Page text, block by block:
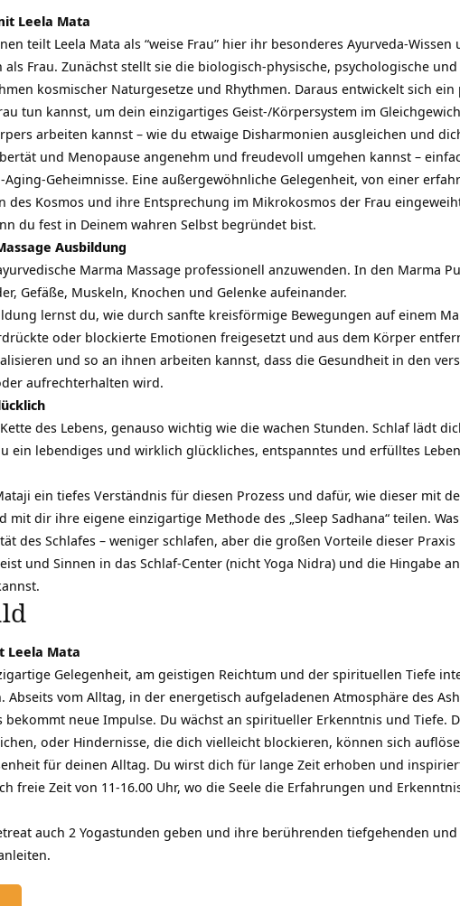
Leela Mata
teilt Leela Mata als “weise Frau” hier ihr besonderes Ayurveda-Wissen
Frau. Zunächst stellt sie die biologisch-physische, psychologische
kosmischer Naturgesetze und Rhythmen. Daraus entwickelt sich ein
tun kannst, um dein einzigartiges Geist-/Körpersystem im
arbeiten kannst – wie du etwaige Disharmonien ausgleichen und
und Menopause angenehm und freudevoll umgehen kannst –
Geheimnisse. Eine außergewöhnliche Gelegenheit, von einer
Kosmos und ihre Entsprechung im Mikrokosmos der Frau
du fest in Deinem wahren Selbst begründet bist.
Ausbildung
Marma Massage professionell anzuwenden. In den Marma
Gefäße, Muskeln, Knochen und Gelenke aufeinander.
lernst du, wie durch sanfte kreisförmige Bewegungen auf einem
oder blockierte Emotionen freigesetzt und aus dem Körper
und so an ihnen arbeiten kannst, dass die Gesundheit in den
aufrechterhalten wird.
des Lebens, genauso wichtig wie die wachen Stunden. Schlaf lädt
ein lebendiges und wirklich glückliches, entspanntes und erfülltes
ein tiefes Verständnis für diesen Prozess und dafür, wie dieser mit
dir ihre eigene einzigartige Methode des „Sleep Sadhana“ teilen.
des Schlafes – weniger schlafen, aber die großen Vorteile dieser
und Sinnen in das Schlaf-Center (nicht Yoga Nidra) und die Hingabe
Leela Mata
Gelegenheit, am geistigen Reichtum und der spirituellen Tiefe
vom Alltag, in der energetisch aufgeladenen Atmosphäre des
neue Impulse. Du wächst an spiritueller Erkenntnis und Tiefe.
oder Hindernisse, die dich vielleicht blockieren, können sich
für deinen Alltag. Du wirst dich für lange Zeit erhoben und
freie Zeit von 11-16.00 Uhr, wo die Seele die Erfahrungen und
auch 2 Yogastunden geben und ihre berührenden tiefgehenden und